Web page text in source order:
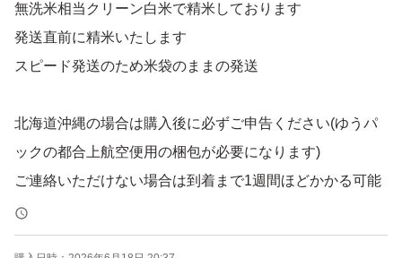
無洗米相当クリーン白米で精米しております
発送直前に精米いたします
スピード発送のため米袋のままの発送
北海道沖縄の場合は購入後に必ずご申告ください(ゆうパ
ックの都合上航空便用の梱包が必要になります)
ご連絡いただけない場合は到着まで1週間ほどかかる可能
性があります(通常、航空便に対応できた場合1~2日で到着
するようです)